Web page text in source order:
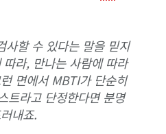
사할 수 있다는 말을 믿지
라, 만나는 사람에 따라
면에서 MBTI가 단순히
트라고 단정한다면 분명
내죠.